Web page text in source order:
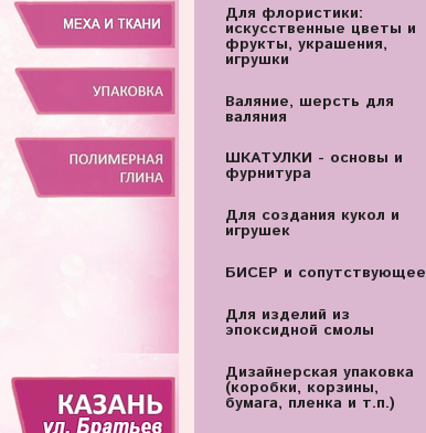
Для флористики:
искусственные цветы и
фрукты, украшения,
игрушки
Валяние, шерсть для
валяния
ШКАТУЛКИ - основы и
фурнитура
Для создания кукол и
игрушек
БИСЕР и сопутствующее
Для изделий из
эпоксидной смолы
Дизайнерская упаковка
(коробки, корзины,
бумага, пленка и т.п.)